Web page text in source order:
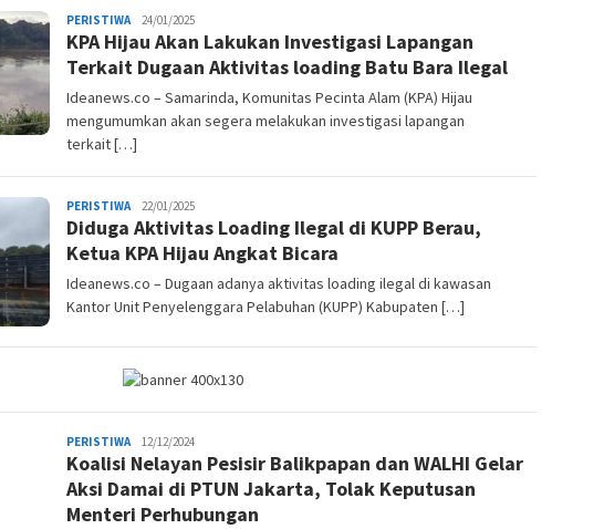
PERISTIWA Tim
Redaksi
24/01/2025
KPA Hijau Akan Lakukan Investigasi Lapangan
Terkait Dugaan Aktivitas loading Batu Bara Ilegal
Ideanews.co – Samarinda, Komunitas Pecinta Alam (KPA) Hijau
mengumumkan akan segera melakukan investigasi lapangan
terkait […]
PERISTIWA Tim
Redaksi
22/01/2025
Diduga Aktivitas Loading Ilegal di KUPP Berau,
Ketua KPA Hijau Angkat Bicara
Ideanews.co – Dugaan adanya aktivitas loading ilegal di kawasan
Kantor Unit Penyelenggara Pelabuhan (KUPP) Kabupaten […]
PERISTIWATim
Redaksi
12/12/2024
Koalisi Nelayan Pesisir Balikpapan dan WALHI Gelar
Aksi Damai di PTUN Jakarta, Tolak Keputusan
Menteri Perhubungan